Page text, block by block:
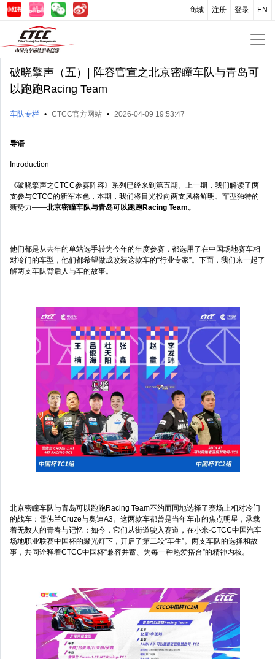
EN
登录
注册
商城
破晓擎声（五）| 阵容官宣之北京密瞳车队与青岛可
以跑跑Racing Team
车队专栏 • CTCC官方网站 • 2026-04-09 19:53:47
导语
Introduction
《破晓擎声之CTCC参赛阵容》系列已经来到第五期。上一期，我们解读了两
支参与CTCC的新军本色，本期，我们将目光投向两支风格鲜明、车型独特的
新势力——北京密瞳车队与青岛可以跑跑Racing Team。
他们都是从去年的单站选手转为今年的年度参赛，都选用了在中国场地赛车相
对冷门的车型，他们都希望做成改装这款车的“行业专家”。下面，我们来一起了
解两支车队背后人与车的故事。
北京密瞳车队与青岛可以跑跑Racing Team不约而同地选择了赛场上相对冷门
的战车：雪佛兰Cruze与奥迪A3。这两款车都曾是当年车市的焦点明星，承载
着无数人的青春与记忆；如今，它们从街道驶入赛道，在小米·CTCC中国汽车
场地职业联赛中国杯的聚光灯下，开启了第二段“车生”。两支车队的选择和故
事，共同诠释着CTCC中国杯“兼容并蓄、为每一种热爱搭台”的精神内核。